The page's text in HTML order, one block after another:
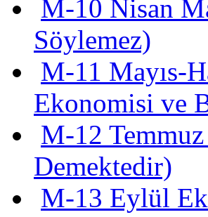
M-10 Nisan
Söylemez)
M-11 Mayıs-
Ekonomisi ve
M-12
Demektedir)
M-13 Eylül